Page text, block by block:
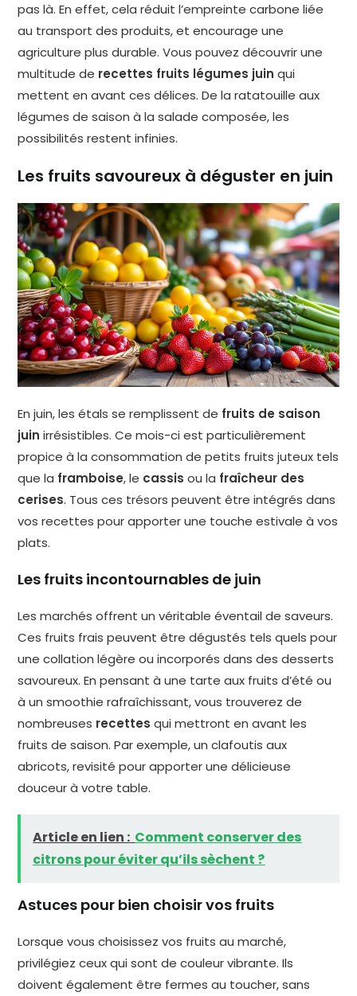
pas là. En effet, cela réduit l’empreinte carbone liée
au transport des produits, et encourage une
agriculture plus durable. Vous pouvez découvrir une
multitude de recettes fruits légumes juin qui
mettent en avant ces délices. De la ratatouille aux
légumes de saison à la salade composée, les
possibilités restent infinies.
Les fruits savoureux à déguster en juin
En juin, les étals se remplissent de fruits de saison
juin irrésistibles. Ce mois-ci est particulièrement
propice à la consommation de petits fruits juteux tels
que la framboise, le cassis ou la fraîcheur des
cerises. Tous ces trésors peuvent être intégrés dans
vos recettes pour apporter une touche estivale à vos
plats.
Les fruits incontournables de juin
Les marchés offrent un véritable éventail de saveurs.
Ces fruits frais peuvent être dégustés tels quels pour
une collation légère ou incorporés dans des desserts
savoureux. En pensant à une tarte aux fruits d’été ou
à un smoothie rafraîchissant, vous trouverez de
nombreuses recettes qui mettront en avant les
fruits de saison. Par exemple, un clafoutis aux
abricots, revisité pour apporter une délicieuse
douceur à votre table.
Article en lien : Comment conserver des
citrons pour éviter qu’ils sèchent ?
Astuces pour bien choisir vos fruits
Lorsque vous choisissez vos fruits au marché,
privilégiez ceux qui sont de couleur vibrante. Ils
doivent également être fermes au toucher, sans